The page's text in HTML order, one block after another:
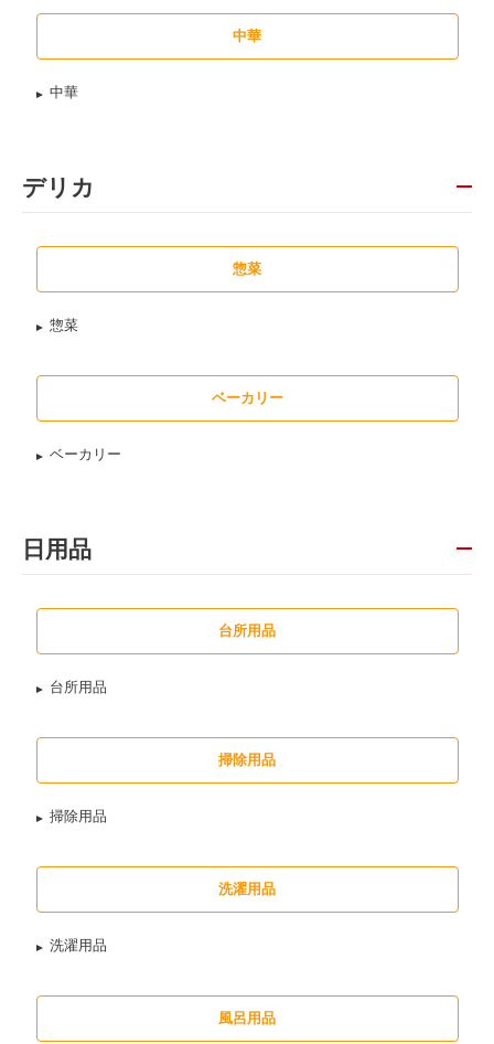
中華
中華
デリカ
惣菜
惣菜
ベーカリー
ベーカリー
日用品
台所用品
台所用品
掃除用品
掃除用品
洗濯用品
洗濯用品
風呂用品